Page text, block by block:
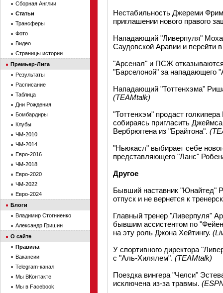
Нестабильность Джереми
приглашении нового правого
Нападающий "Ливерпуля"
Саудовской Аравии и перейти
"Арсенал" и ПСЖ
"Барселоной" за нападающего
Нападающий "Тоттенхэма"
(TEAMtalk)
"Тоттенхэм" продаст
собираясь пригласить
Вербрюггена из "Брайтона".
"Ньюкасл" выбирает себе
представляющего "Ланс"
Другое
Бывший наставник "Юнайтед"
отпуск и не вернется к
Главный тренер "Ливерпуля"
бывшим ассистентом по
на эту роль Джона Хейтингу.
У спортивного директора
с "Аль-Хилялем". (TEAMtalk)
Поездка вингера "Челси"
исключена из-за травмы.
Сборная Англии
Статьи
Трансферы
Фото
Видео
Страницы истории
Премьер-Лига
Результаты
Расписание
Таблица
Дни Рождения
Бомбардиры
Клубы
ЧМ-2010
ЧМ-2014
Евро-2016
ЧМ-2018
Евро-2020
ЧМ-2022
Евро-2024
Блоги
Владимир Стогниенко
Александр Гришин
О сайте
Правила
Вакансии
Telegram-канал
Мы ВКонтакте
Мы в Facebook